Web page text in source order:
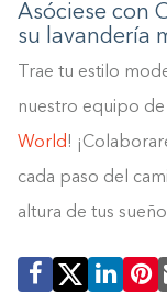
Asóciese con
su lavandería
Trae tu estilo
nuestro equipo de
World !
cada paso del
altura de tus